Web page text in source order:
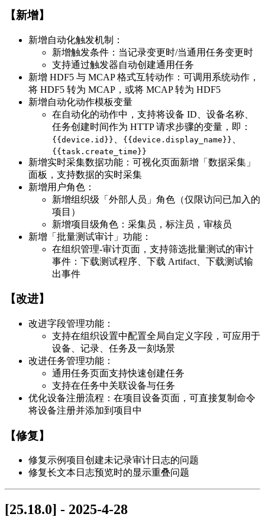
【新增】
新增自动化触发机制：
新增触发条件：当记录变更时/当通用任务变更时
支持通过触发器自动创建通用任务
新增 HDF5 与 MCAP 格式互转动作：可调用系统动作，
将 HDF5 转为 MCAP，或将 MCAP 转为 HDF5
新增自动化动作模板变量
在自动化的动作中，支持将设备 ID、设备名称、
任务创建时间作为 HTTP 请求步骤的变量，即：
{{device.id}} {{device.display_name}}
{{task.create_time}}
新增实时采集数据功能：可视化页面新增「数据采集」
面板，支持数据的实时采集
新增用户角色：
新增组织级「外部人员」角色（仅限访问已加入的
项目）
新增项目级角色：采集员，标注员，审核员
新增「批量测试审计」功能：
在组织管理-审计页面，支持筛选批量测试的审计
事件：下载测试程序、下载 Artifact、下载测试输
出事件
【改进】
改进字段管理功能：
支持在组织设置中配置全局自定义字段，可应用于
设备、记录、任务及一刻场景
改进任务管理功能：
通用任务页面支持快速创建任务
支持在任务中关联设备与任务
优化设备注册流程：在项目设备页面，可直接复制命令
将设备注册并添加到项目中
【修复】
修复示例项目创建未记录审计日志的问题
修复长文本日志预览时的显示重叠问题
[25.18.0] - 2025-4-28